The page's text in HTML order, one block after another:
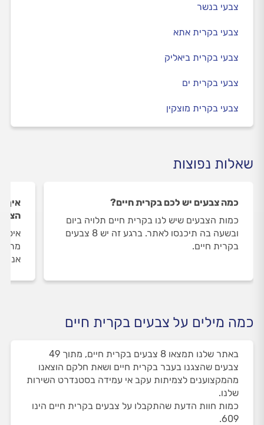
צבעי בנשר
צבעי בקרית אתא
צבעי בקרית ביאליק
צבעי בקרית ים
צבעי בקרית מוצקין
שאלות נפוצות
כמה צבעים יש לכם בקרית חיים?
כמות הצבעים שיש לנו בקרית חיים תלויה ביום
ובשעה בה תיכנסו לאתר. ברגע זה יש 8 צבעים
בקרית חיים.
איך
אנו
כמה מילים על צבעים בקרית חיים
באתר שלנו תמצאו 8 צבעים בקרית חיים, מתוך 49
צבעים שהצגנו בעבר בקרית חיים ושאת חלקם הוצאנו
מהמקצוענים לצמיתות עקב אי עמידה בסטנדרט השירות
שלנו.
כמות חוות הדעת שהתקבלו על צבעים בקרית חיים הינו
609.